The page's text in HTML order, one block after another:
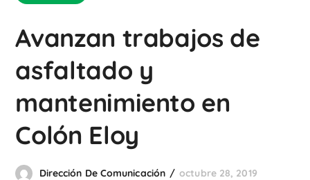
Avanzan trabajos de
asfaltado y
mantenimiento en
Colón Eloy
Dirección De Comunicación octubre 28, 2019